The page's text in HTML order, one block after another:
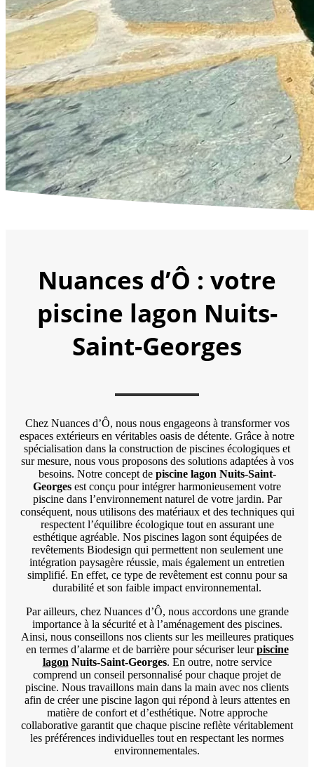
Nuances d’Ô : votre
piscine lagon Nuits-
Saint-Georges
Chez Nuances d’Ô, nous nous engageons à transformer vos
espaces extérieurs en véritables oasis de détente. Grâce à notre
spécialisation dans la construction de piscines écologiques et
sur mesure, nous vous proposons des solutions adaptées à vos
besoins. Notre concept de piscine lagon Nuits-Saint-
Georges est conçu pour intégrer harmonieusement votre
piscine dans l’environnement naturel de votre jardin. Par
conséquent, nous utilisons des matériaux et des techniques qui
respectent l’équilibre écologique tout en assurant une
esthétique agréable. Nos piscines lagon sont équipées de
revêtements Biodesign qui permettent non seulement une
intégration paysagère réussie, mais également un entretien
simplifié. En effet, ce type de revêtement est connu pour sa
durabilité et son faible impact environnemental.
Par ailleurs, chez Nuances d’Ô, nous accordons une grande
importance à la sécurité et à l’aménagement des piscines.
Ainsi, nous conseillons nos clients sur les meilleures pratiques
en termes d’alarme et de barrière pour sécuriser leurpiscine
lagon Nuits-Saint-Georges. En outre, notre service
comprend un conseil personnalisé pour chaque projet de
piscine. Nous travaillons main dans la main avec nos clients
afin de créer une piscine lagon qui répond à leurs attentes en
matière de confort et d’esthétique. Notre approche
collaborative garantit que chaque piscine reflète véritablement
les préférences individuelles tout en respectant les normes
environnementales.